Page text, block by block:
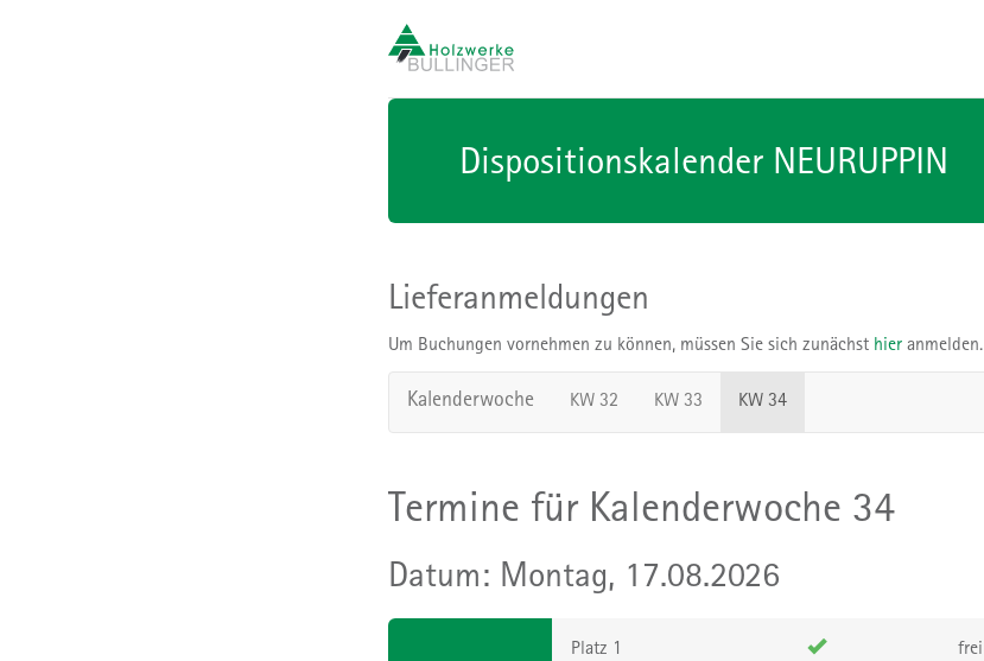
Dispositionskalender NEURUPPIN
Lieferanmeldungen
Um Buchungen vornehmen zu können, müssen Sie sich zunächst hier anmelden.
Kalenderwoche KW 32 KW 33 KW 34
Termine für Kalenderwoche 34
Montag, 17.08.2026
Platz 1 frei